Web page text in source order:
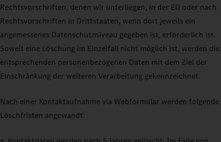
Rechtsvorschriften, denen wir unterliegen, in der EU oder nach
Rechtsvorschriften in Drittstaaten, wenn dort jeweils ein
angemessenes Datenschutzniveau gegeben ist, erforderlich ist.
Soweit eine Löschung im Einzelfall nicht möglich ist, werden die
entsprechenden personenbezogenen Daten mit dem Ziel der
Einschränkung der weiteren Verarbeitung gekennzeichnet.
Nach einer Kontaktaufnahme via Webformular werden folgende
Löschfristen angewandt: